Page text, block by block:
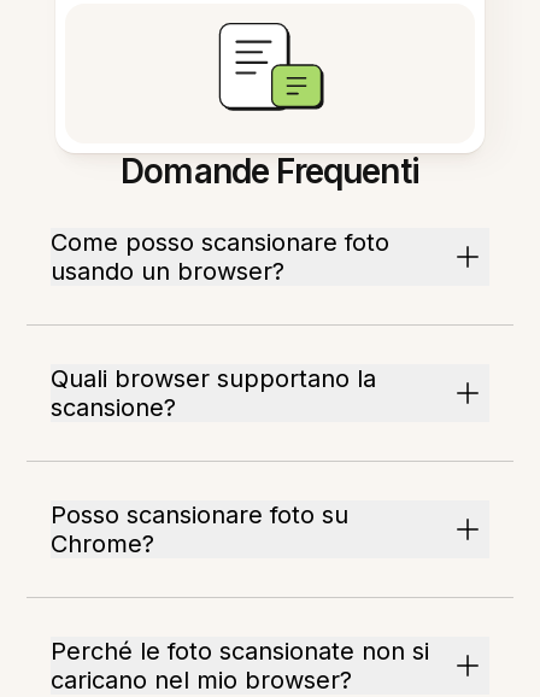
Domande Frequenti
Come posso scansionare foto
usando un browser?
Quali browser supportano la
scansione?
Posso scansionare foto su
Chrome?
Perché le foto scansionate non si
caricano nel mio browser?